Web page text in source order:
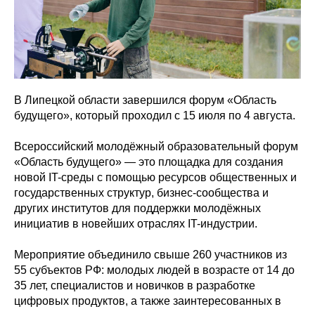
В Липецкой области завершился форум «Область
будущего», который проходил с 15 июля по 4 августа.
Всероссийский молодёжный образовательный форум
«Область будущего» — это площадка для создания
новой IT-среды с помощью ресурсов общественных и
государственных структур, бизнес-сообщества и
других институтов для поддержки молодёжных
инициатив в новейших отраслях IT-индустрии.
Мероприятие объединило свыше 260 участников из
55 субъектов РФ: молодых людей в возрасте от 14 до
35 лет, специалистов и новичков в разработке
цифровых продуктов, а также заинтересованных в